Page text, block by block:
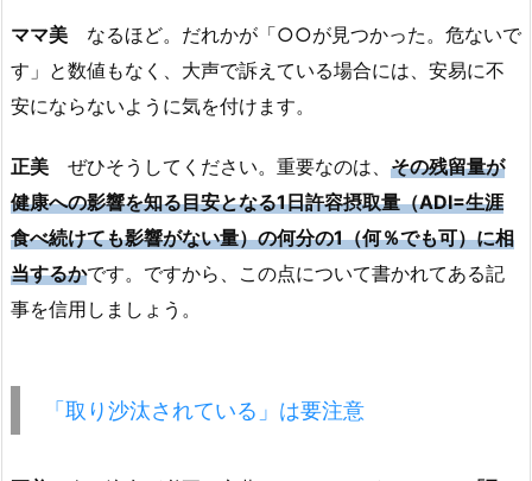
ママ美 なるほど。だれかが「○○が見つかった。危ないで
す」と数値もなく、大声で訴えている場合には、安易に不
安にならないように気を付けます。
正美 ぜひそうしてください。重要なのは、 その残留量が
健康への影響を知る目安となる1日許容摂取量（ADI=生涯
食べ続けても影響がない量）の何分の1（何％でも可）に相
当するかです。ですから、この点について書かれてある記
事を信用しましょう。
「取り沙汰されている」は要注意